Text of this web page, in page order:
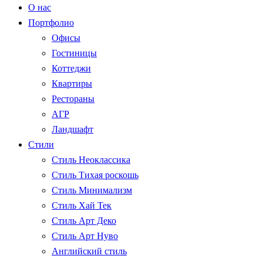
О нас
Портфолио
Офисы
Гостиницы
Коттеджи
Квартиры
Рестораны
АГР
Ландшафт
Стили
Стиль Неоклассика
Стиль Тихая роскошь
Стиль Минимализм
Стиль Хай Тек
Стиль Арт Деко
Стиль Арт Нуво
Английский стиль